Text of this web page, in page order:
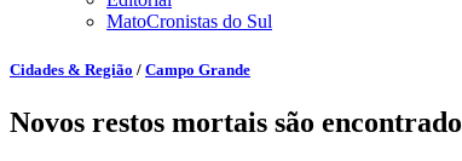
MatoCronistas do Sul
Cidades & Região / Campo Grande
Novos restos mortais são